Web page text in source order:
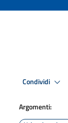
Condividi
Argomenti: